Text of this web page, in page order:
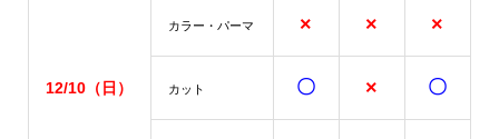
12/10（日）
カラー・パーマ × × ×
カット 〇 × 〇